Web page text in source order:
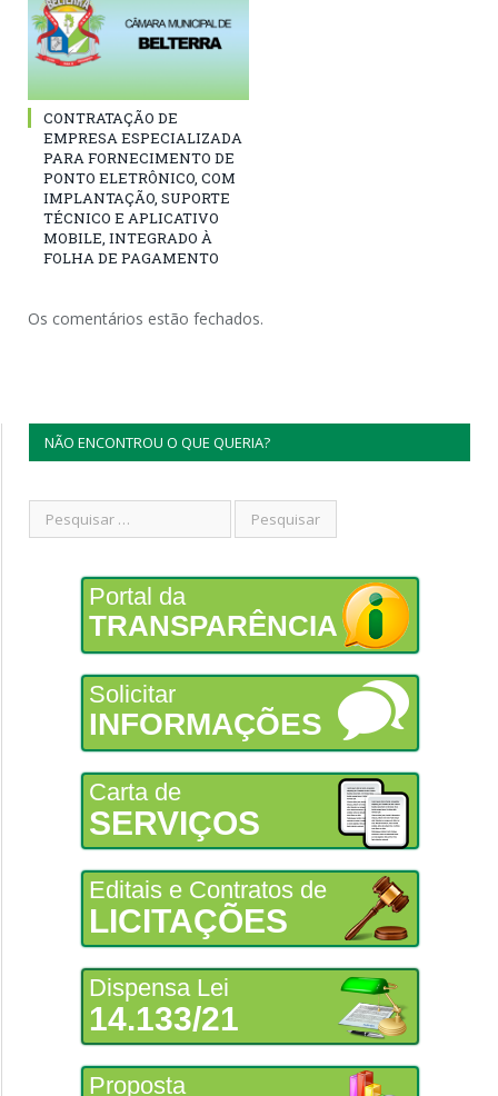
CONTRATAÇÃO DE
EMPRESA ESPECIALIZADA
PARA FORNECIMENTO DE
PONTO ELETRÔNICO, COM
IMPLANTAÇÃO, SUPORTE
TÉCNICO E APLICATIVO
MOBILE, INTEGRADO À
FOLHA DE PAGAMENTO
Os comentários estão fechados.
NÃO ENCONTROU O QUE QUERIA?
Portal da
TRANSPARÊNCIA
Solicitar
INFORMAÇÕES
Carta de
SERVIÇOS
Editais e Contratos de
LICITAÇÕES
Dispensa Lei
14.133/21
Proposta